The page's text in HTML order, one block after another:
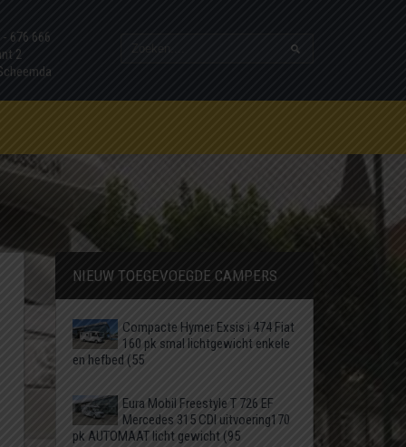
- 676 666
2
NIEUW TOEGEVOEGDE CAMPERS
Compacte Hymer Exsis i 474 Fiat
160 pk smal lichtgewicht enkele
en hefbed (55
Eura Mobil Freestyle T 726 EF
Mercedes 315 CDI uitvoering170
pk AUTOMAAT licht gewicht (95